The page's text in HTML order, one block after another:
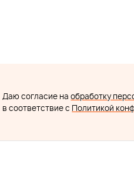
Даю согласие наобработку
в соответствие с Политикой